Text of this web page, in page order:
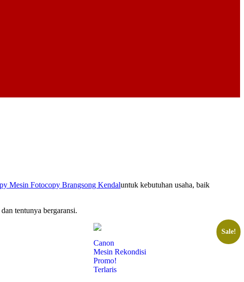
untuk kebutuhan usaha, baik
dan tentunya bergaransi.
Sale!
Canon
Mesin Rekondisi
Promo!
Terlaris